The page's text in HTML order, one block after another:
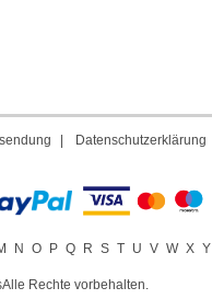
Datenschutzerklärung
N O P Q R S T U V W X Y
Rechte vorbehalten.